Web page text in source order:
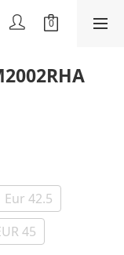
Eur 42.5
45